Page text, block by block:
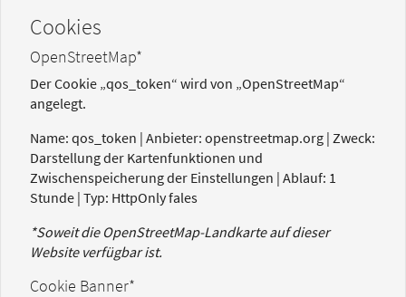
Cookies
OpenStreetMap*
Der Cookie „qos_token“ wird von „OpenStreetMap“
angelegt.
Name: qos_token | Anbieter: openstreetmap.org | Zweck:
Darstellung der Kartenfunktionen und
Zwischenspeicherung der Einstellungen | Ablauf: 1
Stunde | Typ: HttpOnly fales
*Soweit die OpenStreetMap-Landkarte auf dieser
Website verfügbar ist.
Cookie Banner*